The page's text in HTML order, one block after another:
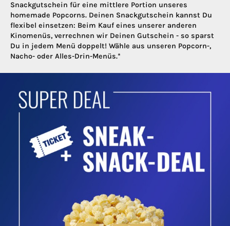
Snackgutschein für eine mittlere Portion unseres
homemade Popcorns. Deinen Snackgutschein kannst Du
flexibel einsetzen: Beim Kauf eines unserer anderen
Kinomenüs, verrechnen wir Deinen Gutschein - so sparst
Du in jedem Menü doppelt! Wähle aus unseren Popcorn-,
Nacho- oder Alles-Drin-Menüs.*